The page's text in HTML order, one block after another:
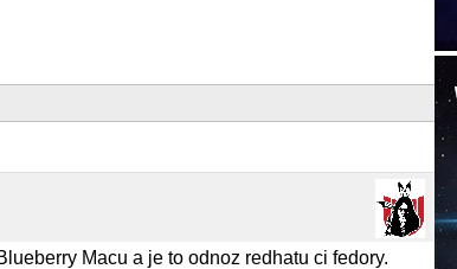
Macu a je to odnoz redhatu ci fedory.